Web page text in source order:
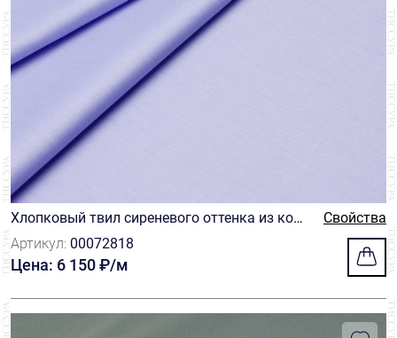
Хлопковый твил сиреневого оттенка из колл
екции «Путешествие» (Journey) от Thomas M
ason
Свойства
Артикул: 00072818
Цена: 6 150 ₽/м